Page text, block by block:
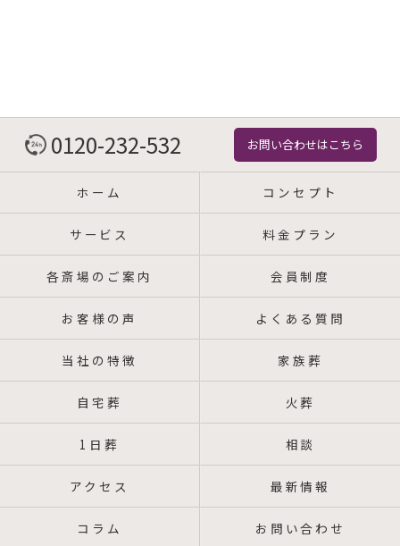
0120-232-532 お問い合わせはこちら
ホーム コンセプト
サービス 料金プラン
各斎場のご案内 会員制度
お客様の声 よくある質問
当社の特徴 家族葬
自宅葬 火葬
1日葬 相談
アクセス 最新情報
コラム お問い合わせ